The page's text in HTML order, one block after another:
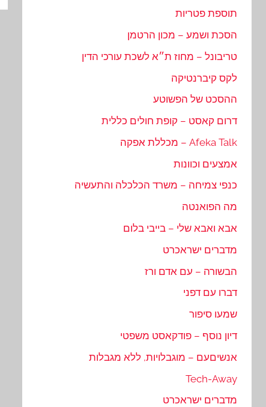
תוספת פטריות
הסכת ושמע – מכון הרטמן
טריבונל – מחוז ת״א לשכת עורכי הדין
לקס קיברנטיקה
ההסכט של הפשוטע
דרום קאסט – קופת חולים כללית
Afeka Talk – מכללת אפקה
אמצעים וכוונות
כנפי צמיחה – משרד הכלכלה והתעשיה
מה הפואנטה
אבא ואבא שלי – בייבי בלום
מדברים ישראכרט
הבשורה – עם אדם ורז
דברו עם דפני
שמעו סיפור
דיון נוסף – פודקאסט משפטי
אנשיםעם – מוגבלויות, ללא מגבלות
Tech-Away
מדברים ישראכרט